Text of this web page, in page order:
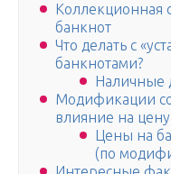
Коллекционная
банкнот
Что делать с
банкнотами?
Наличные
Модификации
влияние на цену
Цены на
(по